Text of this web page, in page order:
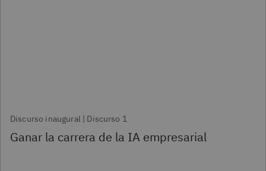
Discurso inaugural | Discurso 1
Ganar la carrera de la IA empresarial